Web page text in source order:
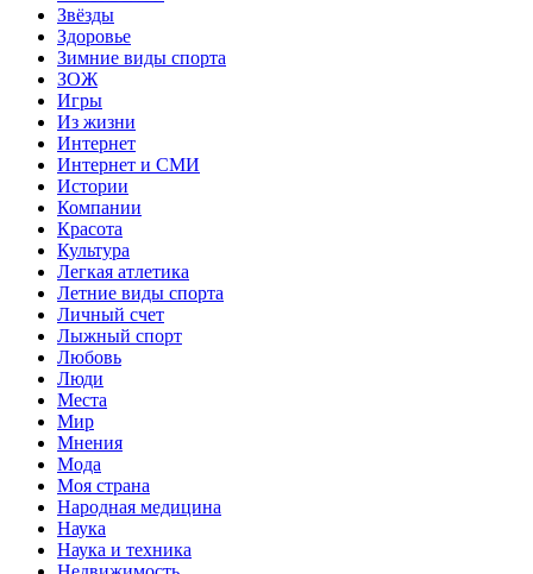
Звёзды
Здоровье
Зимние виды спорта
ЗОЖ
Игры
Из жизни
Интернет
Интернет и СМИ
Истории
Компании
Красота
Культура
Легкая атлетика
Летние виды спорта
Личный счет
Лыжный спорт
Любовь
Люди
Места
Мир
Мнения
Мода
Моя страна
Народная медицина
Наука
Наука и техника